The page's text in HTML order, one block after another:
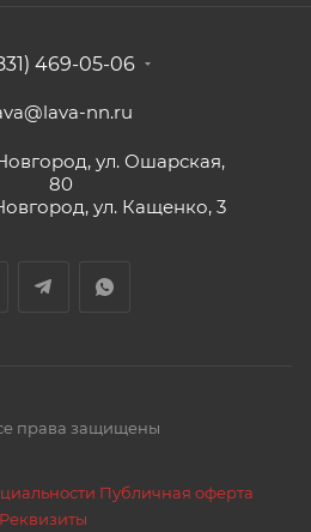
469-05-06
nn.ru
ул. Ошарская,
80
ул. Кащенко, 3
права защищены
Публичная оферта
Реквизиты